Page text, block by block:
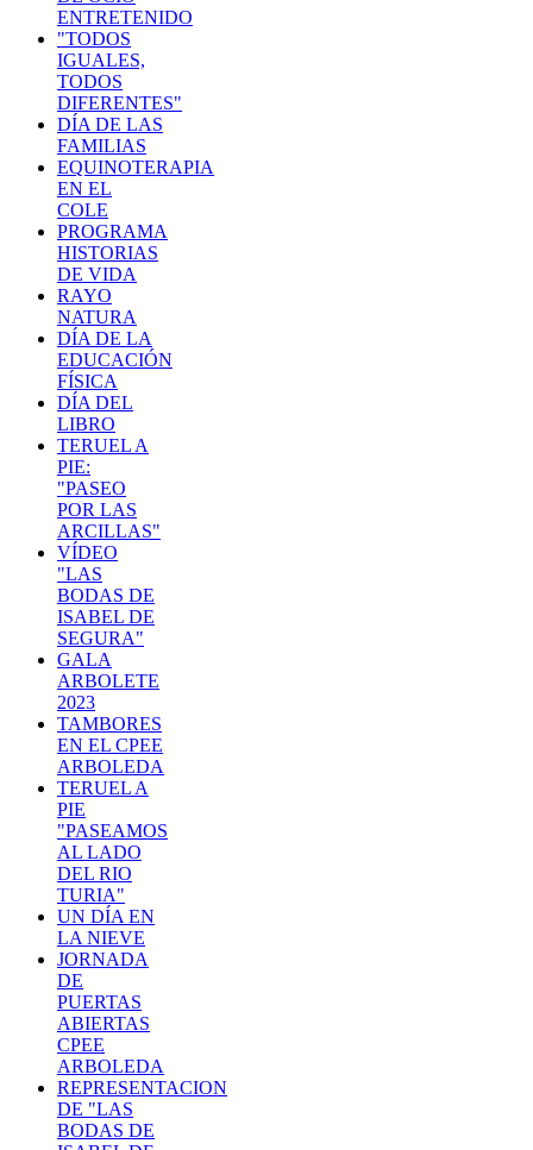
ENTRETENIDO
"TODOS
IGUALES,
TODOS
DIFERENTES"
DÍA DE LAS
FAMILIAS
EQUINOTERAPIA
EN EL
COLE
PROGRAMA
HISTORIAS
DE VIDA
RAYO
NATURA
DÍA DE LA
EDUCACIÓN
FÍSICA
DÍA DEL
LIBRO
TERUEL A
PIE:
"PASEO
POR LAS
ARCILLAS"
VÍDEO
"LAS
BODAS DE
ISABEL DE
SEGURA"
GALA
ARBOLETE
2023
TAMBORES
EN EL CPEE
ARBOLEDA
TERUEL A
PIE
"PASEAMOS
AL LADO
DEL RIO
TURIA"
UN DÍA EN
LA NIEVE
JORNADA
DE
PUERTAS
ABIERTAS
CPEE
ARBOLEDA
REPRESENTACION
DE "LAS
BODAS DE